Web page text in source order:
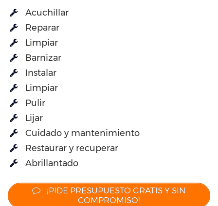
Acuchillar
Reparar
Limpiar
Barnizar
Instalar
Limpiar
Pulir
Lijar
Cuidado y mantenimiento
Restaurar y recuperar
Abrillantado
¡PIDE PRESUPUESTO GRATIS Y SIN
COMPROMISO!